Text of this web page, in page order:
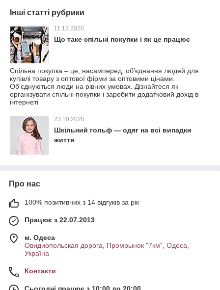
Інші статті рубрики
11.12.2020
Що таке спільні покупки і як це працює
Спільна покупка – це, насамперед, об'єднання людей для
купівлі товару з оптової фірми за оптовими цінами.
Об'єднуються люди на рівних умовах. Дізнайтеся як
організувати спільні покупки і заробити додатковий дохід в
інтернеті
23.10.2020
Шкільний гольф — одяг на всі випадки
життя
Про нас
100% позитивних з 14 відгуків за рік
Працює з 22.07.2013
м. Одеса
Овидиопольская дорога, Промрынок "7км", Одеса,
Україна
Контакти